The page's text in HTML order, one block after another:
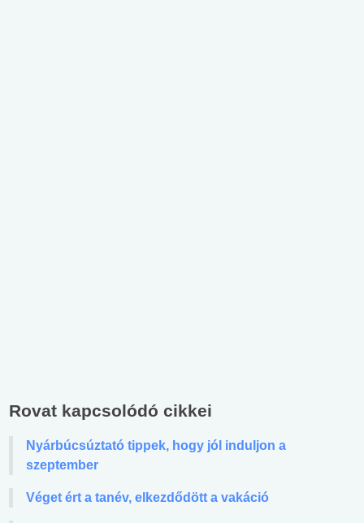
Rovat kapcsolódó cikkei
Nyárbúcsúztató tippek, hogy jól induljon a
szeptember
Véget ért a tanév, elkezdődött a vakáció